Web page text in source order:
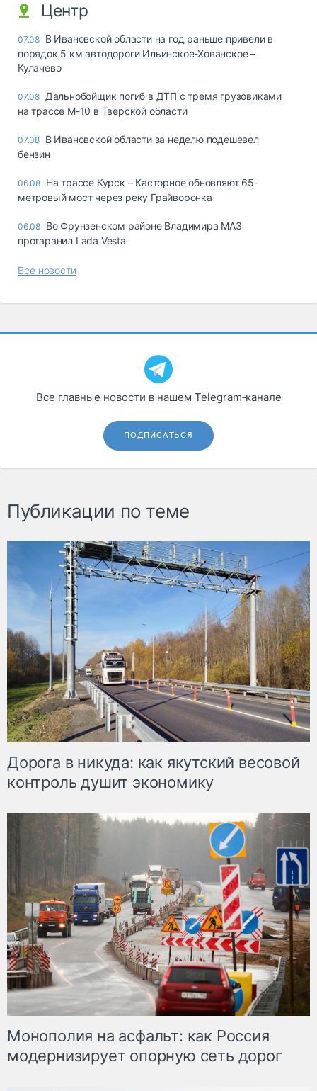
Центр
07.08 В Ивановской области на год раньше привели в
порядок 5 км автодороги Ильинское-Хованское –
Кулачево
07.08 Дальнобойщик погиб в ДТП с тремя грузовиками
на трассе М-10 в Тверской области
07.08 В Ивановской области за неделю подешевел
бензин
06.08 На трассе Курск – Касторное обновляют 65-
метровый мост через реку Грайворонка
06.08 Во Фрунзенском районе Владимира МАЗ
протаранил Lada Vesta
Все новости
Все главные новости в нашем Telegram‑канале
ПОДПИСАТЬСЯ
Публикации по теме
Дорога в никуда: как якутский весовой
контроль душит экономику
Монополия на асфальт: как Россия
модернизирует опорную сеть дорог